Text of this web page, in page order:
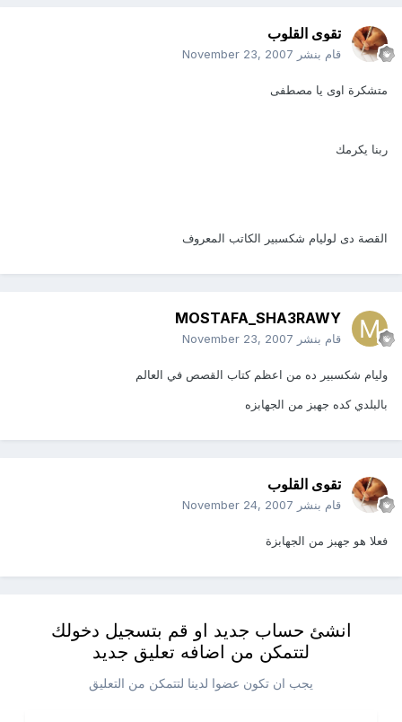
تقوى القلوب
قام بنشر November 23, 2007
متشكرة اوى يا مصطفى
ربنا يكرمك
القصة دى لوليام شكسبير الكاتب المعروف
MOSTAFA_SHA3RAWY
قام بنشر November 23, 2007
وليام شكسبير ده من اعظم كتاب القصص في العالم
بالبلدي كده جهبز من الجهابزه
تقوى القلوب
قام بنشر November 24, 2007
فعلا هو جهبز من الجهابزة
انشئ حساب جديد او قم بتسجيل دخولك
لتتمكن من اضافه تعليق جديد
يجب ان تكون عضوا لدينا لتتمكن من التعليق